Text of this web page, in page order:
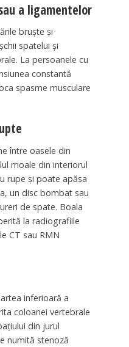
a ligamentelor
bruște și
spatelui și
La persoanele cu
constantă
spasme musculare
între oasele din
moale din interiorul
rupe și poate apăsa
un disc bombat sau
de spate. Boala
la radiografiile
CT sau RMN
inferioară a
coloanei vertebrale
din jurul
numită stenoză